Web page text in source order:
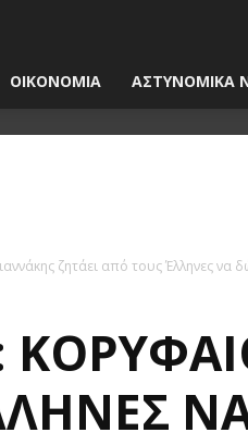
ΟΙΚΟΝΟΜΙΑ ΑΣΤΥΝΟΜΙΚΑ
ζητάει από τους Έλληνες να